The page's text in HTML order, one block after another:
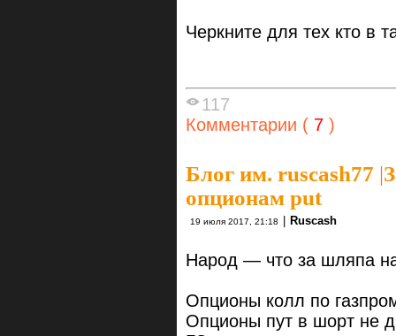
Черкните для тех кто в
117
Комментарии ( 7 )
Блог им. ruscash77 |
опционам put
19 июля 2017, 21:18 Ruscash
Народ — что за шляпа
Опционы колл по
Опционы пут в шорт не